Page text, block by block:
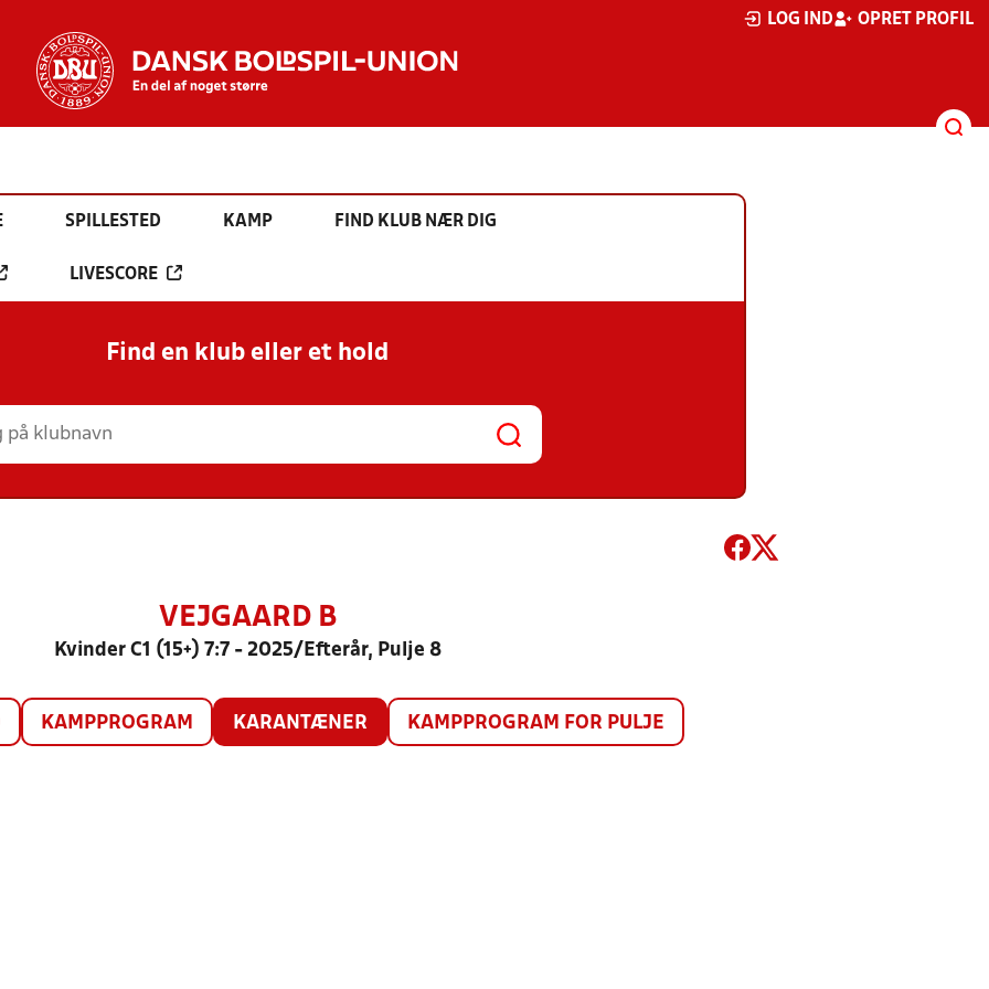
LOG IND OPRET PROFIL
SPILLESTED KAMP FIND KLUB NÆR DIG
LIVESCORE
Find en klub eller et hold
VEJGAARD B
Kvinder C1 (15+) 7:7 - 2025/Efterår, Pulje 8
KAMPPROGRAM KARANTÆNER KAMPPROGRAM FOR PULJE